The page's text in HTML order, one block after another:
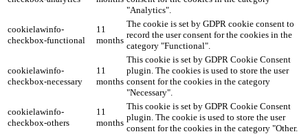
"Analytics".
cookielawinfo-
checkbox-functional
11
months
The cookie is set by GDPR cookie consent to
record the user consent for the cookies in the
category "Functional".
cookielawinfo-
checkbox-necessary
11
months
This cookie is set by GDPR Cookie Consent
plugin. The cookies is used to store the user
consent for the cookies in the category
"Necessary".
cookielawinfo-
checkbox-others
11
months
This cookie is set by GDPR Cookie Consent
plugin. The cookie is used to store the user
consent for the cookies in the category "Other.